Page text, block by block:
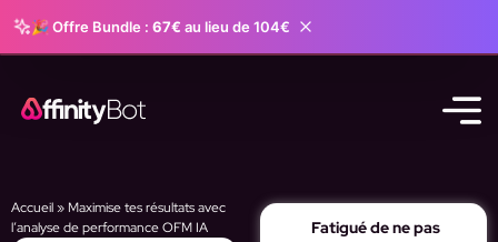
🎉 Offre Bundle : 67€ au lieu de 104€
Accueil» Maximise tes résultats avec
l’analyse de performance OFM IA
Fatigué de ne pas